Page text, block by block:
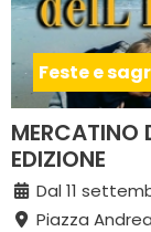
Feste e
MERCATINO
EDIZIONE
Dal 11
Piazza